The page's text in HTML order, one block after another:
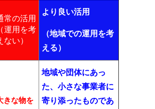
常の活用
（運用を考
ない）
より良い活用
（地域での運用を考
える）
きな物を
地域や団体にあっ
た、小さな事業者に
寄り添ったものであ